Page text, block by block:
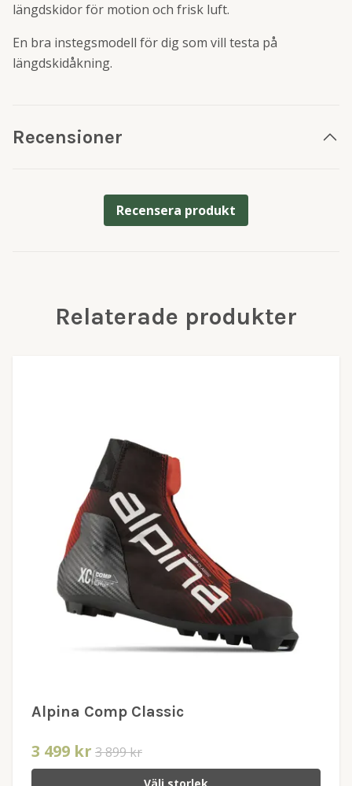
längdskidor för motion och frisk luft.
En bra instegsmodell för dig som vill testa på
längdskidåkning.
Recensioner
Recensera produkt
Relaterade produkter
Alpina Comp Classic
3 499 kr 3 899 kr